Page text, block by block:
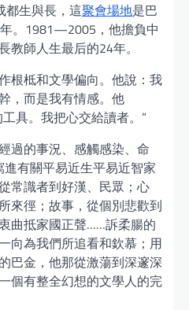
生與長，這聚會場地是巴
。1981—2005，他擔負中
教師人生最后的24年。
根柢和文學偏向。他說：我
，而是我有情感。他
具。我把心交給讀者。”
過的事況、感觸感染、命
有關平易近生平易近智家
常識者到好漢、民眾；心
來徑；故事，從個別悲歡到
曲抵家國正聲……訴柔腸的
向為我們所追看和欽慕；用
巴金，他那從激蕩到深邃深
個有整全幻想的文學人的完